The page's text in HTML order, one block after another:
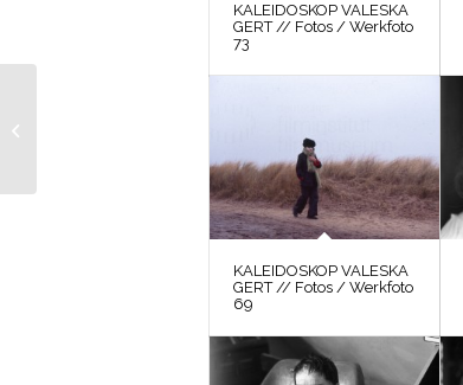
KALEIDOSKOP VALESKA
GERT // Fotos / Werkfoto
73
KALEIDOSKOP VALESKA
GERT // Fotos / Werkfoto
69